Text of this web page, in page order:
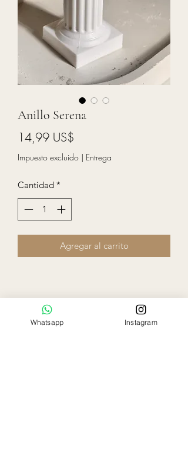
Anillo Serena
14,99 US$
Impuesto excluido | Entrega
Cantidad *
Agregar al carrito
Whatsapp Instagram